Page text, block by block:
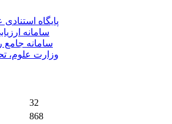
پایگاه
سامانه
سامانه جامع
وزارت علوم،
32
868